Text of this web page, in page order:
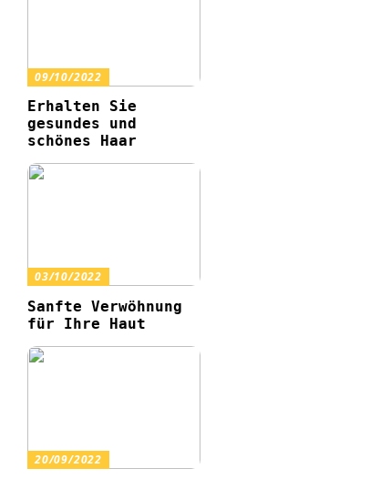
09/10/2022
Erhalten Sie
gesundes und
schönes Haar
03/10/2022
Sanfte Verwöhnung
für Ihre Haut
20/09/2022